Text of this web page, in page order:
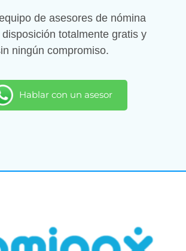
de asesores de nómina
totalmente gratis y
ningún compromiso.
Hablar con un asesor